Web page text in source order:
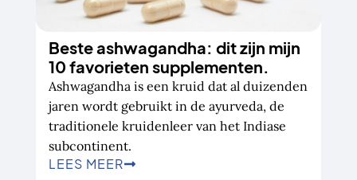
Beste ashwagandha: dit zijn mijn
10 favorieten supplementen.
Ashwagandha is een kruid dat al duizenden
jaren wordt gebruikt in de ayurveda, de
traditionele kruidenleer van het Indiase
subcontinent.
LEES MEER